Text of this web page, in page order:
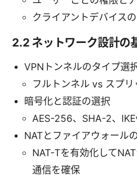
クライアントデバイス
2.2 ネットワーク設計の
VPNトンネルのタイプ選
フルトンネル vs スプ
暗号化と認証の選択
AES-256、SHA-2、
NATとファイアウォール
NAT-Tを有効化して
通信を確保